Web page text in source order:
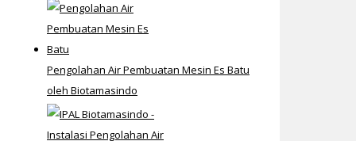
Pengolahan Air Pembuatan Mesin Es Batu
oleh Biotamasindo